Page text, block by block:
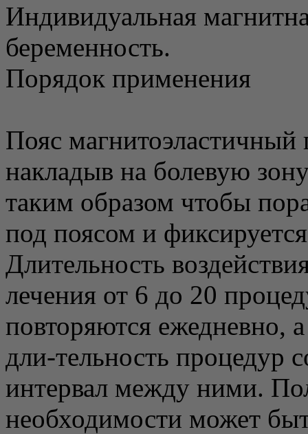
Индивидуальная
беременность.
Порядок применения
Пояс
накладыв на болевую
таким образом чтобы
под поясом и
Длительность
лечения от 6 до 20
повторяются ежедневно,
дли-тельность процедур
интервал между ними.
необходимости может